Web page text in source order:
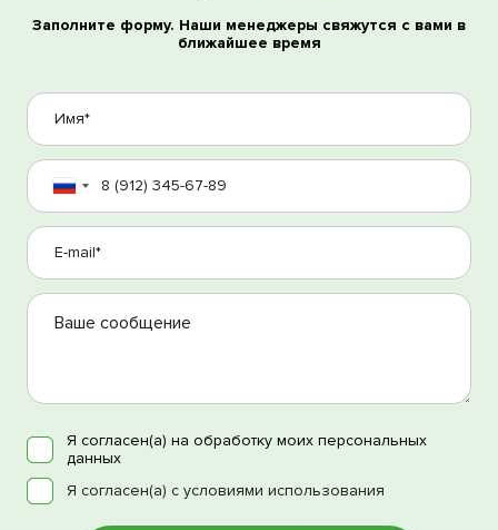
Заполните форму. Наши менеджеры свяжутся с вами в
ближайшее время
Я согласен(а) на обработку моих персональных
данных
Я согласен(а) с условиями использования